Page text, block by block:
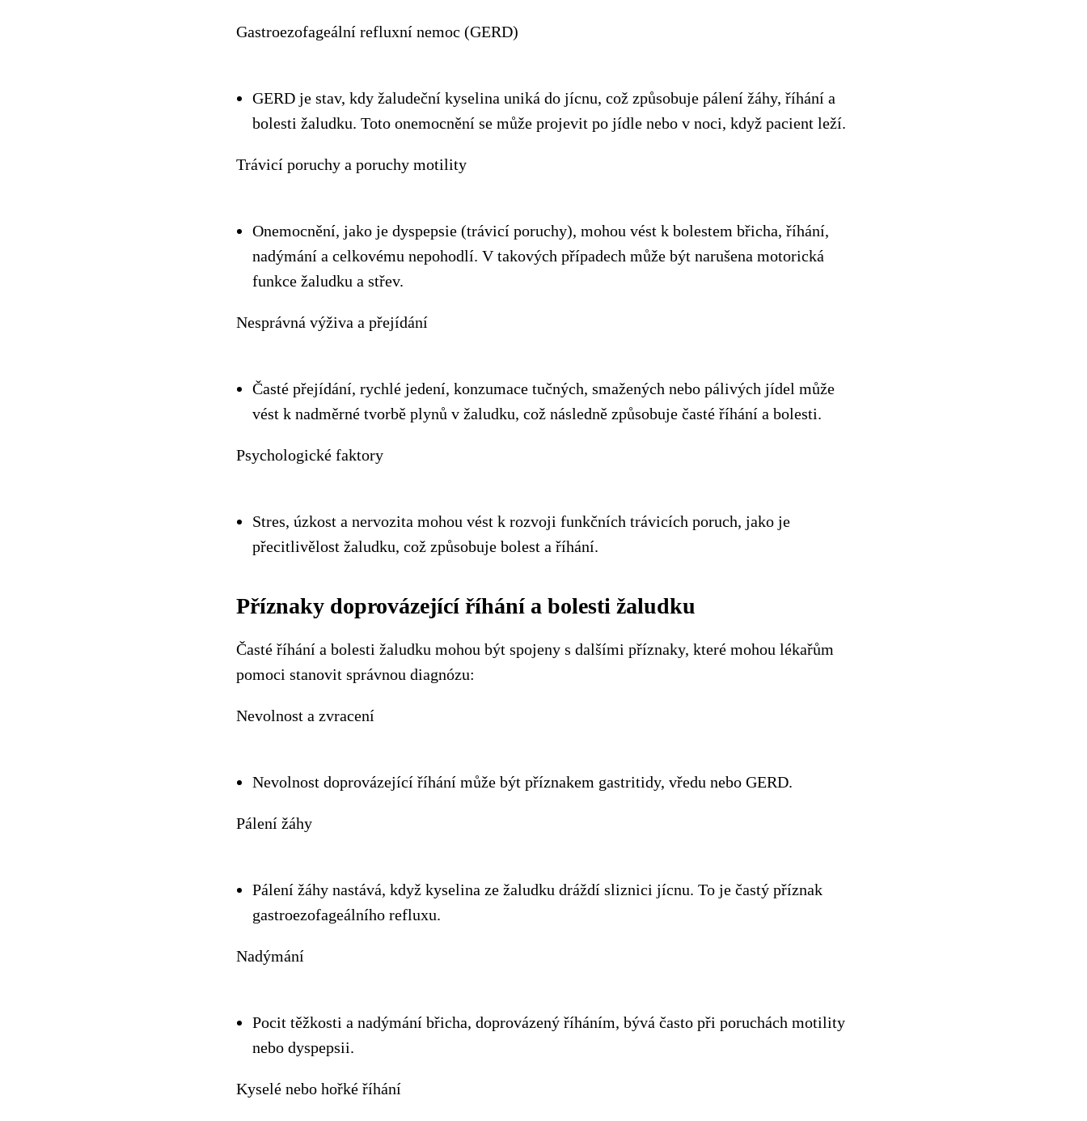
Gastroezofageální refluxní nemoc (GERD)
GERD je stav, kdy žaludeční kyselina uniká do jícnu, což způsobuje pálení žáhy, říhání a
bolesti žaludku. Toto onemocnění se může projevit po jídle nebo v noci, když pacient leží.
Trávicí poruchy a poruchy motility
Onemocnění, jako je dyspepsie (trávicí poruchy), mohou vést k bolestem břicha, říhání,
nadýmání a celkovému nepohodlí. V takových případech může být narušena motorická
funkce žaludku a střev.
Nesprávná výživa a přejídání
Časté přejídání, rychlé jedení, konzumace tučných, smažených nebo pálivých jídel může
vést k nadměrné tvorbě plynů v žaludku, což následně způsobuje časté říhání a bolesti.
Psychologické faktory
Stres, úzkost a nervozita mohou vést k rozvoji funkčních trávicích poruch, jako je
přecitlivělost žaludku, což způsobuje bolest a říhání.
Příznaky doprovázející říhání a bolesti žaludku
Časté říhání a bolesti žaludku mohou být spojeny s dalšími příznaky, které mohou lékařům
pomoci stanovit správnou diagnózu:
Nevolnost a zvracení
Nevolnost doprovázející říhání může být příznakem gastritidy, vředu nebo GERD.
Pálení žáhy
Pálení žáhy nastává, když kyselina ze žaludku dráždí sliznici jícnu. To je častý příznak
gastroezofageálního refluxu.
Nadýmání
Pocit těžkosti a nadýmání břicha, doprovázený říháním, bývá často při poruchách motility
nebo dyspepsii.
Kyselé nebo hořké říhání